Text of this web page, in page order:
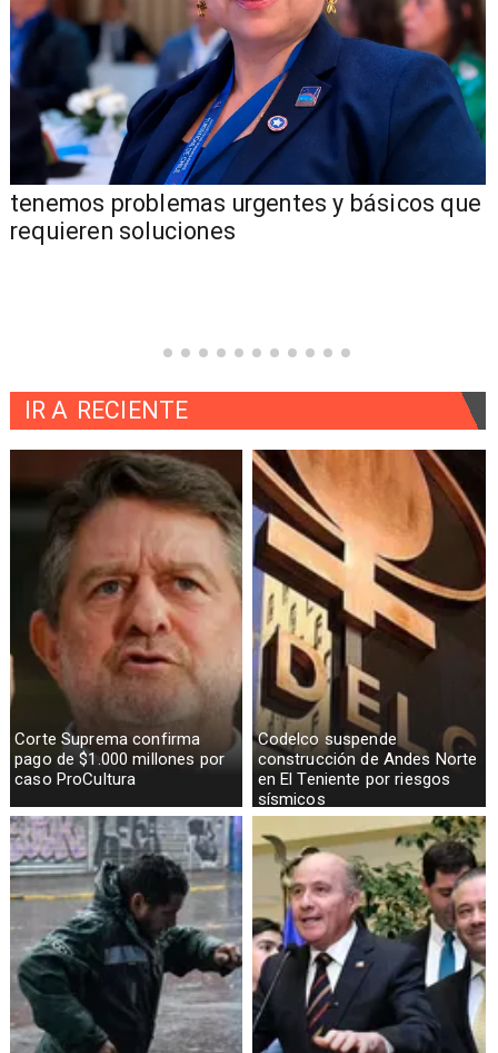
tenemos problemas urgentes y básicos que
requieren soluciones
Corte Suprema confirma
pago de $1.000 millones por
caso ProCultura
Codelco suspende
construcción de Andes Norte
en El Teniente por riesgos
sísmicos
IR A RECIENTE